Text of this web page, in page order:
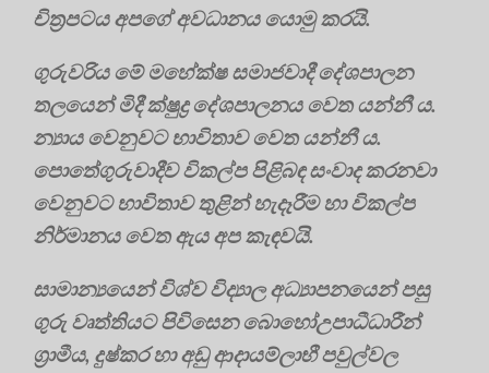
චිත්‍රපටය අපගේ අවධානය යොමු කරයි.
ගුරුවරිය මේ මහේක්ෂ සමාජවාදී දේශපාලන
තලයෙන් මිදී ක්ෂුද්‍ර‍ දේශපාලනය වෙත යන්නී ය.
න්‍යාය වෙනුවට භාවිතාව වෙත යන්නී ය.
පොතේගුරුවාදීව විකල්ප පිළිබඳ සංවාද කරනවා
වෙනුවට භාවිතාව තුළින් හැදෑරීම හා විකල්ප
නිර්මානය වෙත ඇය අප කැඳවයි.
සාමාන්‍යයෙන් විශ්ව විද්‍යාල අධ්‍යාපනයෙන් පසු
ගුරු වෘත්තියට පිවිසෙන බොහෝඋපාධීධාරීන්
ග්‍රාමීය, දුෂ්කර හා අඩු ආදායම්ලාභී පවුල්වල